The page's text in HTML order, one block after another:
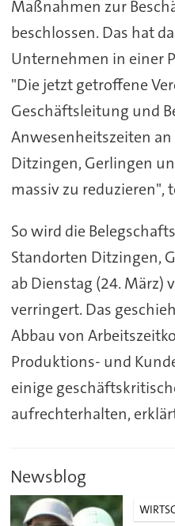
Maßnahmen zur
beschlossen. Das hat
Unternehmen in einer
"Die jetzt getroffene
Geschäftsleitung und
Anwesenheitszeiten
Ditzingen, Gerlingen
massiv zu reduzieren",
So wird die
Standorten Ditzingen,
ab Dienstag (24. März)
verringert. Das
Abbau von
Produktions- und
einige
aufrechterhalten,
Newsblog